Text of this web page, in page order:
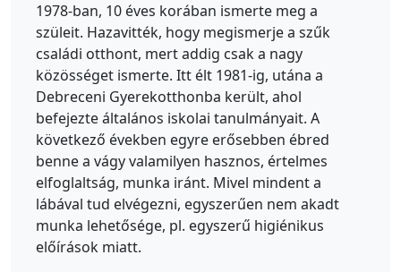
1978-ban, 10 éves korában ismerte meg a
szüleit. Hazavitték, hogy megismerje a szűk
családi otthont, mert addig csak a nagy
közösséget ismerte. Itt élt 1981-ig, utána a
Debreceni Gyerekotthonba került, ahol
befejezte általános iskolai tanulmányait. A
következő években egyre erősebben ébred
benne a vágy valamilyen hasznos, értelmes
elfoglaltság, munka iránt. Mivel mindent a
lábával tud elvégezni, egyszerűen nem akadt
munka lehetősége, pl. egyszerű higiénikus
előírások miatt.